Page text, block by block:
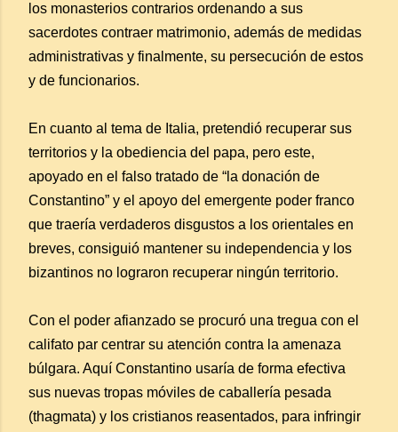
los monasterios contrarios ordenando a sus
sacerdotes contraer matrimonio, además de medidas
administrativas y finalmente, su persecución de estos
y de funcionarios.
En cuanto al tema de Italia, pretendió recuperar sus
territorios y la obediencia del papa, pero este,
apoyado en el falso tratado de “la donación de
Constantino” y el apoyo del emergente poder franco
que traería verdaderos disgustos a los orientales en
breves, consiguió mantener su independencia y los
bizantinos no lograron recuperar ningún territorio.
Con el poder afianzado se procuró una tregua con el
califato par centrar su atención contra la amenaza
búlgara. Aquí Constantino usaría de forma efectiva
sus nuevas tropas móviles de caballería pesada
(thagmata) y los cristianos reasentados, para infringir